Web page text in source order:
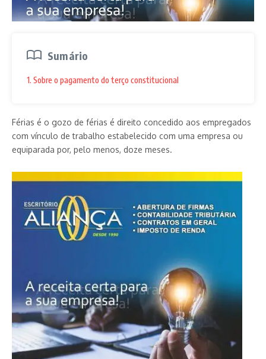
Sumário
1. Sobre o pagamento do terço constitucional
Férias é o gozo de férias é direito concedido aos empregados
com vínculo de trabalho estabelecido com uma empresa ou
equiparada por, pelo menos, doze meses.